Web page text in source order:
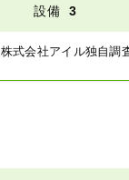
設備 3
株式会社アイル独自調